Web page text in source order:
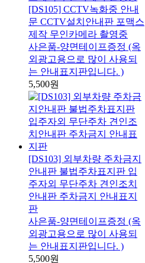
[DS105] CCTV녹화중 안내
문 CCTV설치안내판 포맥스
제작 무인카메라 촬영중
사은품-양면테이프증정 (옥
외광고용으로 많이 사용되
는 안내표지판입니다. )
5,500원
[DS103] 외부차량 주차금지
안내판 불법주차표지판 입
주자외 무단주차 견인조치
안내판 주차금지 안내표지
판
사은품-양면테이프증정 (옥
외광고용으로 많이 사용되
는 안내표지판입니다. )
5,500원